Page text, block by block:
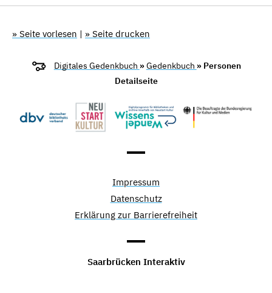
» Seite vorlesen | » Seite drucken
Digitales Gedenkbuch »Gedenkbuch » Personen
Detailseite
Impressum
Datenschutz
Erklärung zur Barrierefreiheit
Saarbrücken Interaktiv